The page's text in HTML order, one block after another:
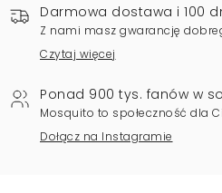
Darmowa dostawa i 100
Z nami masz gwarancję
Czytaj więcej
Ponad 900 tys. fanów w
Mosquito to społeczność dla
Dołącz na Instagramie